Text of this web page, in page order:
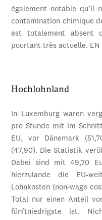
également notable qu’il
contamination chimique
est totalement absent
pourtant très actuelle. EN
Hochlohnland
In Luxemburg waren
pro Stunde mit im
EU, vor Dänemark
(47,90). Die Statistik
Dabei sind mit 49,70
hierzulande die EU-
Lohnkosten (non-wage
Total nur einen Anteil
fünftniedrigste ist.